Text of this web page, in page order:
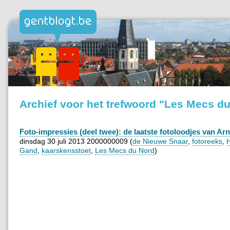
Archief voor het trefwoord "Les Mecs
Foto-impressies (deel twee): de laatste fotoloodjes van
dinsdag 30 juli 2013 2000000009 (de Nieuwe Snaar, fotoreeks
Gand
kaarskensstoet Les Mecs du Nord)